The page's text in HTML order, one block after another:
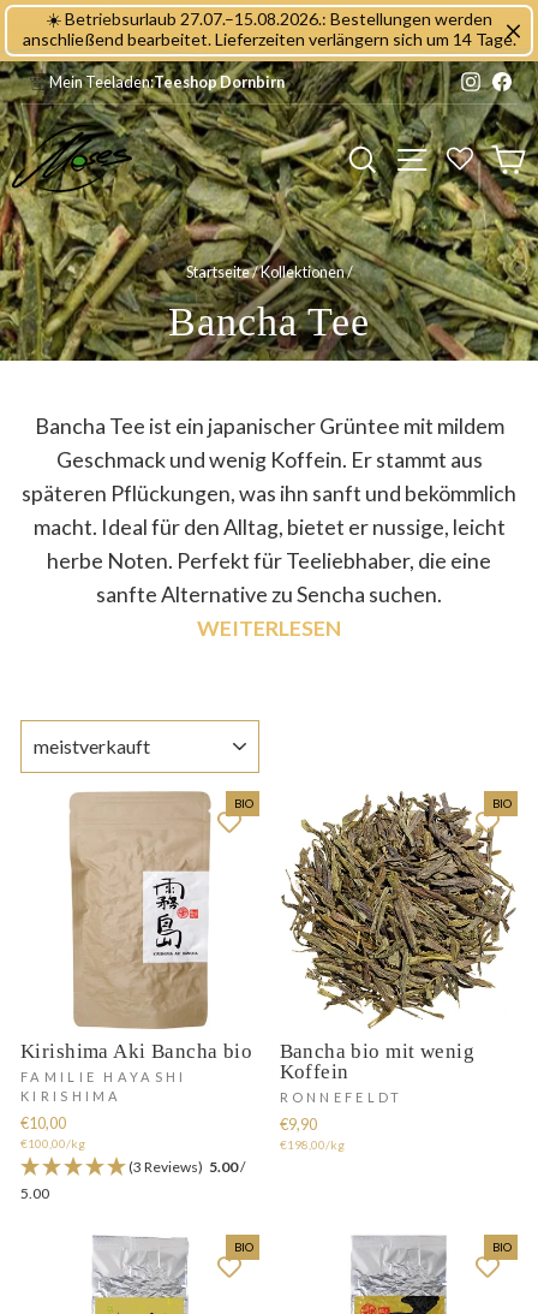
Direkt
zum
Inhalt
☀️ Betriebsurlaub 27.07.–15.08.2026.: Bestellungen werden
anschließend bearbeitet. Lieferzeiten verlängern sich um 14 Tage.
Mein Teeladen:Teeshop Dornbirn
Suche
Startseite/Kollektionen/
Bancha Tee
Bancha Tee ist ein japanischer Grüntee mit mildem
Geschmack und wenig Koffein. Er stammt aus
späteren Pflückungen, was ihn sanft und bekömmlich
macht. Ideal für den Alltag, bietet er nussige, leicht
herbe Noten. Perfekt für Teeliebhaber, die eine
sanfte Alternative zu Sencha suchen.
WEITERLESEN
BIO
Kirishima Aki Bancha bio
FAMILIE HAYASHI
KIRISHIMA
€10,00
€100,00/kg
(3 Reviews) 5.00/
5.00
BIO
Bancha bio mit wenig
Koffein
RONNEFELDT
€9,90
€198,00/kg
BIO BIO